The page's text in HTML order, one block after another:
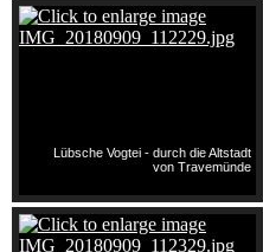
Lübsche Vogtei - durch die Altstadt
von Travemünde